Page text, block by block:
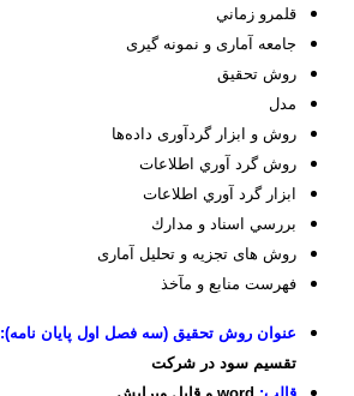
قلمرو زماني
جامعه آماری و نمونه گیری
روش تحقیق
مدل
روش و ابزار گرد‌آوری داده‌ها‌
روش گرد آوري اطلاعات
ابزار گرد آوري اطلاعات
بررسي اسناد و مدارك
روش های تجزیه و تحلیل آماری
فهرست منابع و مآخذ
عنوان روش تحقیق (سه فصل اول پایان نامه):
تقسیم سود در شرکت